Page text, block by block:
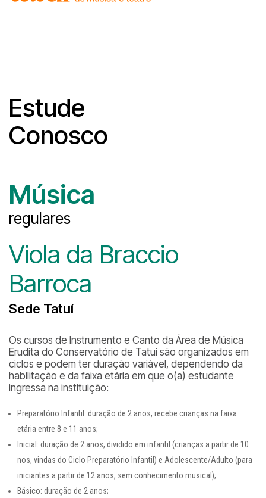
Estude
Conosco
Música
regulares
Viola da Braccio
Barroca
Sede Tatuí
Os cursos de Instrumento e Canto da Área de Música
Erudita do Conservatório de Tatuí são organizados em
ciclos e podem ter duração variável, dependendo da
habilitação e da faixa etária em que o(a) estudante
ingressa na instituição:
Preparatório Infantil: duração de 2 anos, recebe crianças na faixa
etária entre 8 e 11 anos;
Inicial: duração de 2 anos, dividido em infantil (crianças a partir de 10
nos, vindas do Ciclo Preparatório Infantil) e Adolescente/Adulto (para
iniciantes a partir de 12 anos, sem conhecimento musical);
Básico: duração de 2 anos;